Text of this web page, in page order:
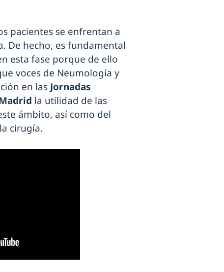
pacientes se enfrentan a
De hecho, es fundamental
esta fase porque de ello
voces de Neumología y
en las Jornadas
la utilidad de las
ámbito, así como del
cirugía.